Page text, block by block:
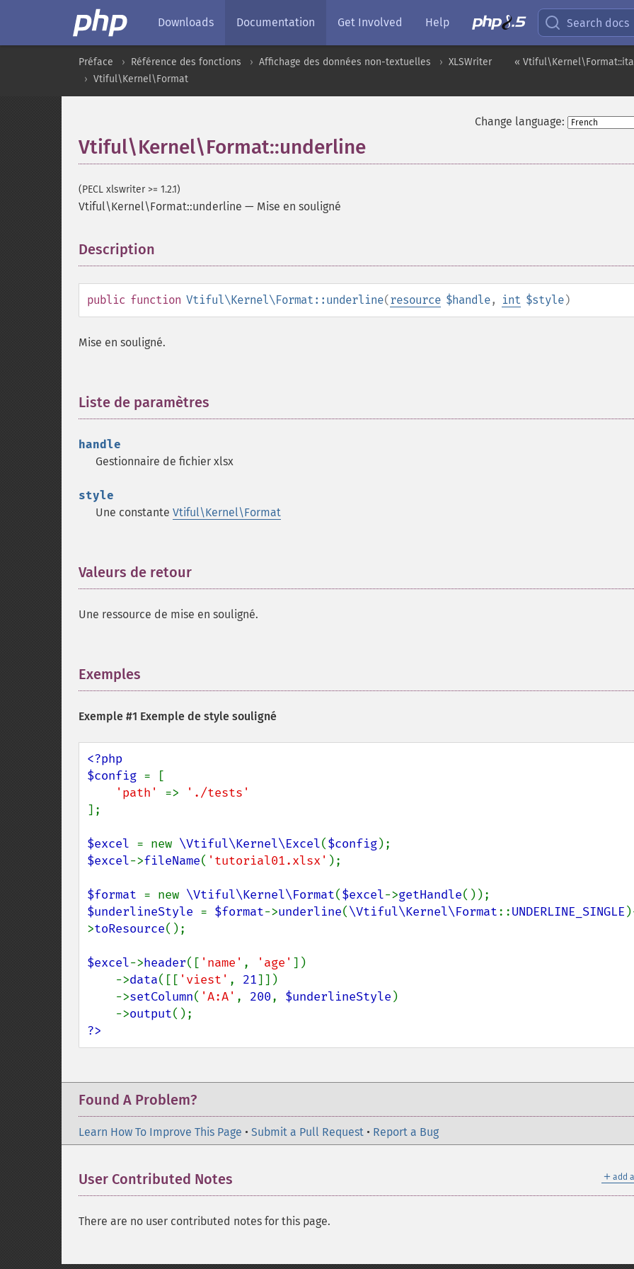
Downloads Documentation Get Involved Help Search docs
«
Préface Référence des fonctions Affichage des données non-textuelles
XLSWriter
Vtiful\Kernel\Format
Change language:
Vtiful\Kernel\Format::underline
(PECL xlswriter >= 1.2.1)
Vtiful\Kernel\Format::underline — Mise en souligné
Description
public function Vtiful\Kernel\Format::underline(resource $handle, int $style)
Mise en souligné.
Liste de paramètres
handle
Gestionnaire de fichier xlsx
style
Une constante Vtiful\Kernel\Format
Valeurs de retour
Une ressource de mise en souligné.
Exemples
Exemple #1 Exemple de style souligné
<?php
$config = [
'path' =>
];
$excel = new \Vtiful\Kernel\Excel($config
$excel->fileName( 'tutorial01.xlsx' );
$format = new \Vtiful\Kernel\Format($excel->getHandle
$underlineStyle = $format->underline(\Vtiful\Kernel\Format::UNDERLINE_SINGLE
>toResource();
$excel->header([ 'name' , 'age' ])
    ->
data([[ 'viest' , 21]])
    ->
setColumn( 'A:A' , 200, $underlineStyle )
    ->
output
?>
Found A Problem?
Learn How To Improve This Page • Submit a Pull Request • Report a Bug
＋ add
User Contributed Notes
There are no user contributed notes for this page.